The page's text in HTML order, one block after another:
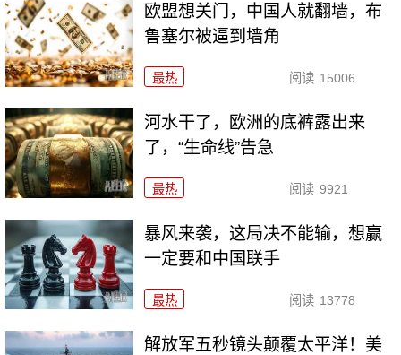
欧盟想关门，中国人就翻墙，布
鲁塞尔被逼到墙角
最热 阅读 15006
河水干了，欧洲的底裤露出来
了，“生命线”告急
最热 阅读 9921
暴风来袭，这局决不能输，想赢
一定要和中国联手
最热 阅读 13778
解放军五秒镜头颠覆太平洋！美